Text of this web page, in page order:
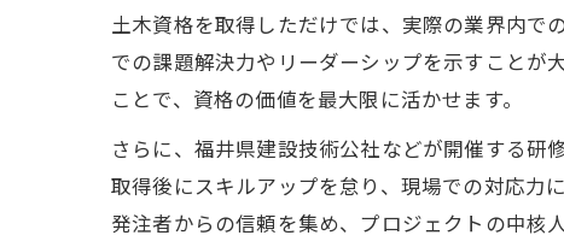
土木資格を取得しただけでは、実際の業界内で
での課題解決力やリーダーシップを示すことが
ことで、資格の価値を最大限に活かせます。
さらに、福井県建設技術公社などが開催する研
取得後にスキルアップを怠り、現場での対応力
発注者からの信頼を集め、プロジェクトの中核